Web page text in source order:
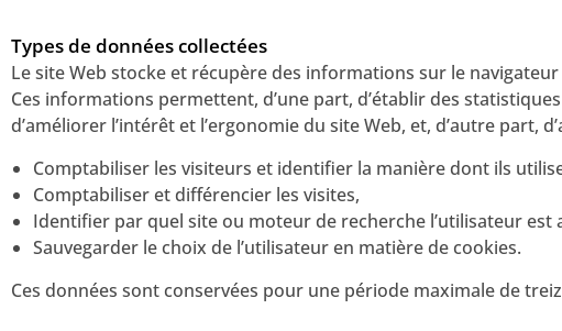
Types de données collectées
Le site Web stocke et récupère des informations sur le
Ces informations permettent, d’une part, d’établir des
d’améliorer l’intérêt et l’ergonomie du site Web, et, d’autre part,
Comptabiliser les visiteurs et identifier la manière dont ils
Comptabiliser et différencier les visites,
Identifier par quel site ou moteur de recherche l’utilisateur est
Sauvegarder le choix de l’utilisateur en matière de cookies.
Ces données sont conservées pour une période maximale de